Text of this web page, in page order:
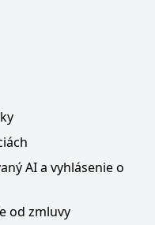
AI a vyhlásenie o
od zmluvy